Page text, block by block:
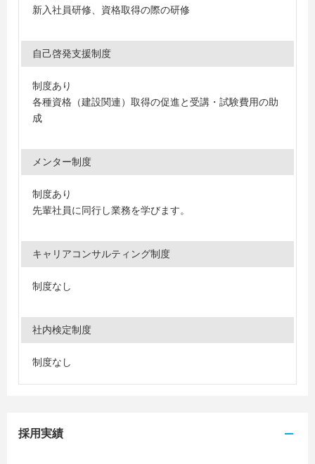
新入社員研修、資格取得の際の研修
自己啓発支援制度
制度あり
各種資格（建設関連）取得の促進と受講・試験費用の助
成
メンター制度
制度あり
先輩社員に同行し業務を学びます。
キャリアコンサルティング制度
制度なし
社内検定制度
制度なし
採用実績